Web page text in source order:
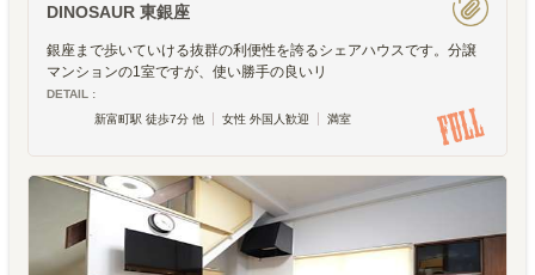
DINOSAUR 東銀座
銀座まで歩いていける抜群の利便性を誇るシェアハウスです。分譲
マンションの1室ですが、使い勝手の良いリ
DETAIL :
新富町駅 徒歩7分 他
女性 外国人歓迎 満室